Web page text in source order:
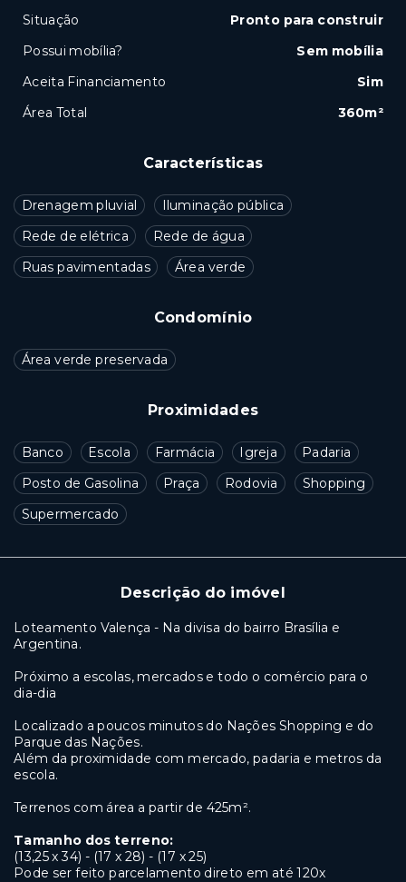
Características
Drenagem pluvial
Iluminação pública
Rede de elétrica
Rede de água
Ruas pavimentadas
Área verde
Condomínio
Área verde preservada
Proximidades
Banco Escola Farmácia Igreja
Padaria
Posto de Gasolina
Praça Rodovia
Shopping
Supermercado
Descrição do imóvel
Loteamento Valença - Na divisa do bairro Brasília e
Argentina.
Próximo a escolas, mercados e todo o comércio para o
dia-dia
Localizado a poucos minutos do Nações Shopping e do
Parque das Nações.
Além da proximidade com mercado, padaria e metros da
escola.
Terrenos com área a partir de 425m².
Tamanho dos terreno:
(13,25 x 34) - (17 x 28) - (17 x 25)
Pode ser feito parcelamento direto em até 120x
Situação
Pronto para construir
Possui mobília?
Sem mobília
Aceita Financiamento
Sim
Área Total
360m²